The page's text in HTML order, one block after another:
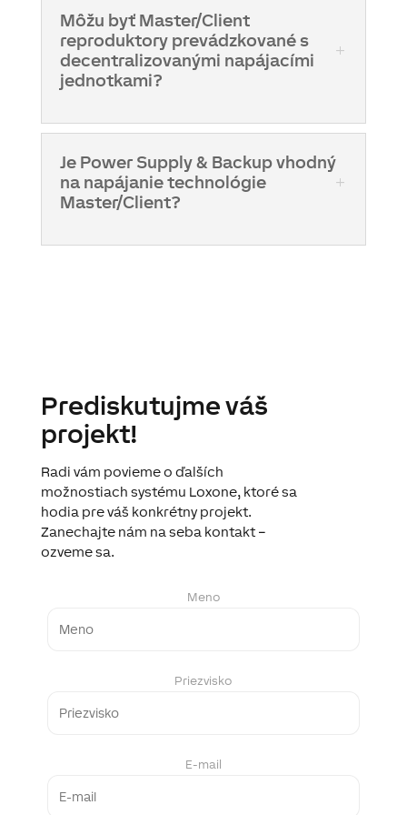
Môžu byť Master/Client
reproduktory prevádzkované s
decentralizovanými napájacími
jednotkami?
Je Power Supply & Backup vhodný
na napájanie technológie
Master/Client?
Prediskutujme váš
projekt!
Radi vám povieme o ďalších
možnostiach systému Loxone, ktoré sa
hodia pre váš konkrétny projekt.
Zanechajte nám na seba kontakt –
ozveme sa.
Meno
Priezvisko
E-mail